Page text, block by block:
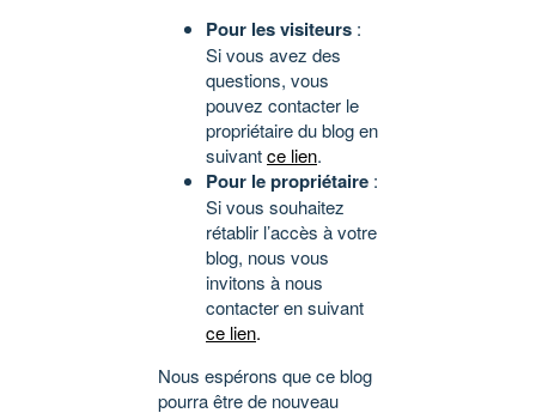
Pour les visiteurs :
Si vous avez des
questions, vous
pouvez contacter le
propriétaire du blog en
suivantce lien.
Pour le propriétaire :
Si vous souhaitez
rétablir l’accès à votre
blog, nous vous
invitons à nous
contacter en suivant
ce lien.
Nous espérons que ce blog
pourra être de nouveau